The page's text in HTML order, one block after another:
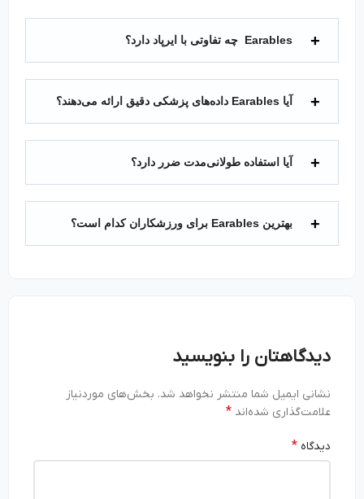
Earables چه تفاوتی با ایرپاد دارد؟
آیا Earables داده‌های پزشکی دقیق ارائه می‌دهند؟
آیا استفاده طولانی‌مدت ضرر دارد؟
بهترین Earables برای ورزشکاران کدام است؟
دیدگاهتان را بنویسید
نشانی ایمیل شما منتشر نخواهد شد. بخش‌های موردنیاز
علامت‌گذاری شده‌اند*
دیدگاه*